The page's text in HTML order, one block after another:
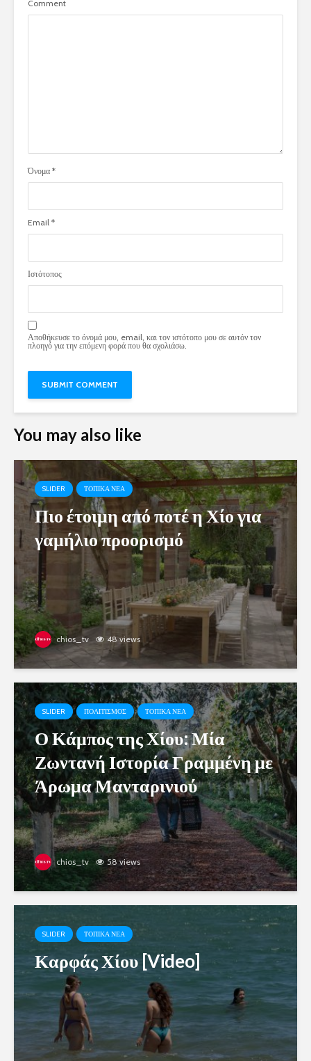
Comment
Όνομα *
Email *
Ιστότοπος
Αποθήκευσε το όνομά μου, email, και τον ιστότοπο μου σε αυτόν τον
πλοηγό για την επόμενη φορά που θα σχολιάσω.
You may also like
SLIDER ΤΟΠΙΚΑ ΝΕΑ
Πιο έτοιμη από ποτέ η Χίο για
γαμήλιο προορισμό
chios_tv 48 views
SLIDER ΠΟΛΙΤΙΣΜΟΣ ΤΟΠΙΚΑ ΝΕΑ
Ο Κάμπος της Χίου: Μία
Ζωντανή Ιστορία Γραμμένη με
Άρωμα Μανταρινιού
chios_tv 58 views
SLIDER ΤΟΠΙΚΑ ΝΕΑ
Καρφάς Χίου [Video]